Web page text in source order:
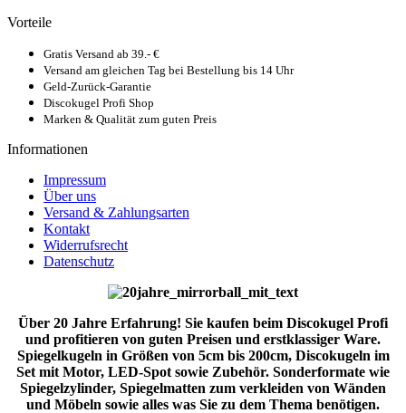
Vorteile
Gratis Versand ab 39.- €
Versand am gleichen Tag bei Bestellung bis 14 Uhr
Geld-Zurück-Garantie
Discokugel Profi Shop
Marken & Qualität zum guten Preis
Informationen
Impressum
Über uns
Versand & Zahlungsarten
Kontakt
Widerrufsrecht
Datenschutz
Über 20 Jahre Erfahrung! Sie kaufen beim Discokugel Profi
und profitieren von guten Preisen und erstklassiger Ware.
Spiegelkugeln in Größen von 5cm bis 200cm, Discokugeln im
Set mit Motor, LED-Spot sowie Zubehör. Sonderformate wie
Spiegelzylinder, Spiegelmatten zum verkleiden von Wänden
und Möbeln sowie alles was Sie zu dem Thema benötigen.